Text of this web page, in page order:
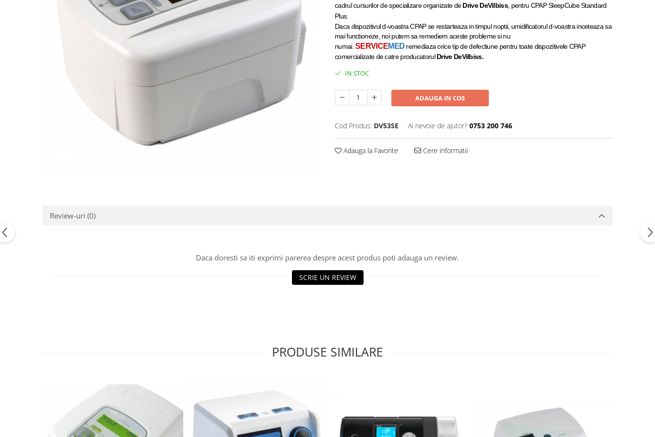
cadrul cursurilor de specializare organizate deDriveDeVilbiss, pentru CPAP SleepCube Standard
Plus.
Daca dispozitivul d-voastra CPAP se restarteaza in timpul noptii, umidificatorul d-voastra inceteaza sa
mai functioneze, noi putem sa remediem aceste probleme si nu
numai. SERVICEMED remediaza orice tip de defectiune pentru toate dispozitivele CPAP
comercializate de catre producatorulDrive DeVilbiss.
IN STOC
ADAUGA IN COS
Cod Produs: DV53SE Ai nevoie de ajutor? 0753 200 746
Adauga la Favorite Cere informatii
Review-uri (0)
Daca doresti sa iti exprimi parerea despre acest produs poti adauga un review.
SCRIE UN REVIEW
PRODUSE SIMILARE